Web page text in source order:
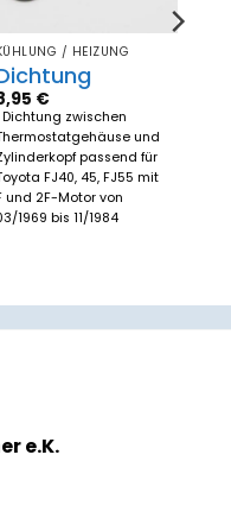
/ HEIZUNG
€
Dichtung zwischen
und
passend für
FJ40, 45, FJ55 mit
und 2F-Motor von
1969 bis 11/1984
e.K.